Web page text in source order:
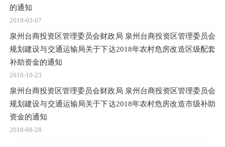
的通知
2019-03-07
泉州台商投资区管理委员会财政局 泉州台商投资区管理委员会
规划建设与交通运输局关于下达2018年农村危房改造区级配套
补助资金的通知
2018-10-23
泉州台商投资区管理委员会财政局 泉州台商投资区管理委员会
规划建设与交通运输局关于下达2018年农村危房改造市级补助
资金的通知
2018-08-28